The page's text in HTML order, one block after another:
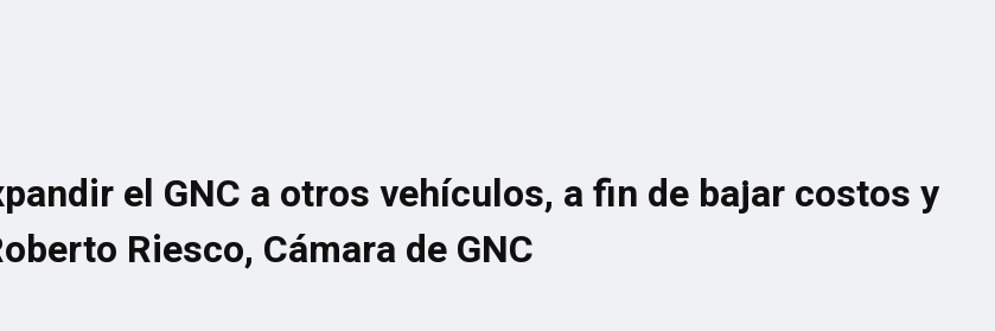
el GNC a otros vehículos, a fin de bajar costos y
Riesco, Cámara de GNC